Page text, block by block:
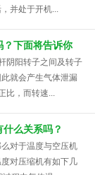
并处于开机...
？下面将告诉你
阴阳转子之间及转子
就会产生气体泄漏
，而转速...
么关系吗？
对于温度与空压机
对压缩机有如下几